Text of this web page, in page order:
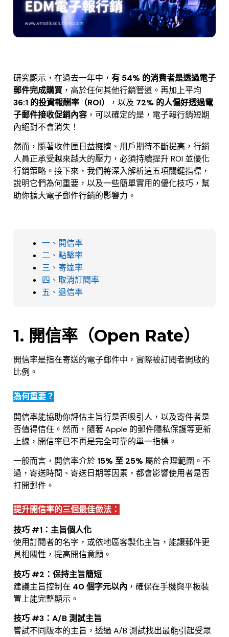
研究顯示，在過去一年中， 有 54% 的消費者是透過電子
郵件完成購買 ，高於任何其他行銷管道。再加上平均
36:1 的投資報酬率（ROI）
，以及 72% 的人偏好透過電
子郵件接收促銷內容 ，可以確定的是，電子報行銷短期
內絕對不會消失！
然而，隨著收件匣日益擁擠、用戶期待不斷提高，行銷
人員正承受越來越大的壓力，必須持續提升 ROI 並優化
行銷策略。接下來，我們將深入解析這五項關鍵指標，
說明它們為何重要，以及一些簡單實用的優化技巧，幫
助你擴大電子郵件行銷的影響力。
一、開信率
二、點擊率
三、寄達率
四、取消訂閱率
五、退信率
1. 開信率（Open Rate）
開信率是指在寄送的電子郵件中，實際被訂閱者開啟的
比例。
為何重要？
開信率能協助你評估主旨行是否吸引人，以及寄件者是
否值得信任。然而，隨著 Apple 的郵件隱私保護等更新
上線，開信率已不再是完全可靠的單一指標。
一般而言，開信率介於 15% 至 25% 屬於合理範圍。不
過，寄送時間、寄送日期等因素，都會影響使用者是否
打開郵件。
提升開信率的三個最佳做法：
技巧 #1：主旨個人化
使用訂閱者的名字，或依地區客製化主旨，能讓郵件更
具相關性，提高開信意願。
技巧 #2：保持主旨簡短
建議主旨控制在 40 個字元以內 ，確保在手機與平板裝
置上能完整顯示。
技巧 #3：A/B 測試主旨
嘗試不同版本的主旨，透過 A/B 測試找出最能引起受眾